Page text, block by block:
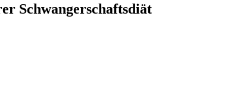
Schwangerschaftsdiät